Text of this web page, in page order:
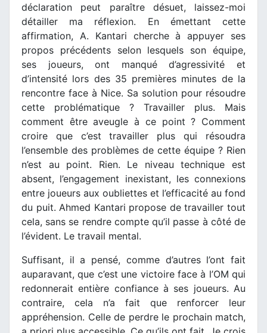
déclaration peut paraître désuet, laissez-moi
détailler ma réflexion. En émettant cette
affirmation, A. Kantari cherche à appuyer ses
propos précédents selon lesquels son équipe,
ses joueurs, ont manqué d’agressivité et
d’intensité lors des 35 premières minutes de la
rencontre face à Nice. Sa solution pour résoudre
cette problématique ? Travailler plus. Mais
comment être aveugle à ce point ? Comment
croire que c’est travailler plus qui résoudra
l’ensemble des problèmes de cette équipe ? Rien
n’est au point. Rien. Le niveau technique est
absent, l’engagement inexistant, les connexions
entre joueurs aux oubliettes et l’efficacité au fond
du puit. Ahmed Kantari propose de travailler tout
cela, sans se rendre compte qu’il passe à côté de
l’évident. Le travail mental.
Suffisant, il a pensé, comme d’autres l’ont fait
auparavant, que c’est une victoire face à l’OM qui
redonnerait entière confiance à ses joueurs. Au
contraire, cela n’a fait que renforcer leur
appréhension. Celle de perdre le prochain match,